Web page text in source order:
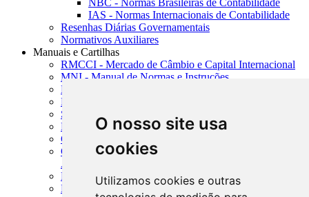
O nosso site usa
cookies
Utilizamos cookies e outras
NBC - Normas Brasileiras de Contabilidade
IAS - Normas Internacionais de Contabilidade
Resenhas Diárias Governamentais
Normativos Auxiliares
Manuais e Cartilhas
RMCCI - Mercado de Câmbio e Capital Internacional
MNI - Manual de Normas e Instruções
MTVM - Manual de Títulos e Valores Mobiliários
MCR - Manual de Crédito Rural
SISORF - Manual de Organização do SFN
MASUP - Manual de Supervisão Bancária
CADOC - Catálogo de Documentos
CNAE-CONCLA - Classificação Nacional de
Atividades Econômicas
PMF - Cartilhas do BCB
Manuais Auxiliares do BCB e Cosif-e